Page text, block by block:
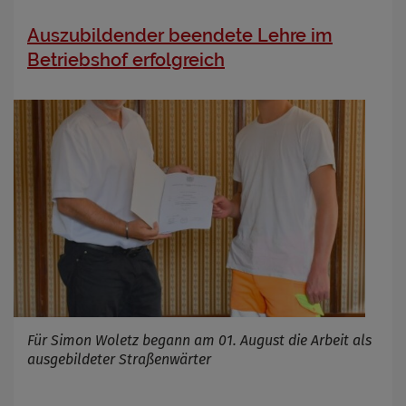
Auszubildender beendete Lehre im
Betriebshof erfolgreich
Für Simon Woletz begann am 01. August die Arbeit als
ausgebildeter Straßenwärter
Zweck
Cookie Name
Infos schließen